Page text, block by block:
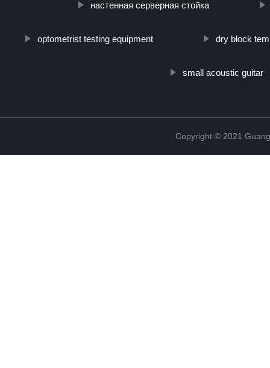
настенная серверная стойка
optometrist testing equipment dry block
small acoustic guitar
Copyright © 2021